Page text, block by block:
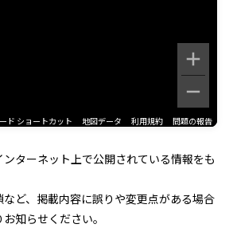
ド ショートカット 地図データ 利用規約 問題の報告
ターネット上で公開されている情報をも
ど、掲載内容に誤りや変更点がある場合
知らせください。